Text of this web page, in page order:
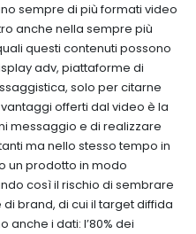
sempre di più formati video
anche nella sempre più
questi contenuti possono
adv, piattaforme di
solo per citarne
offerti dal video è la
messaggio e di realizzare
ma nello stesso tempo in
un prodotto in modo
così il rischio di sembrare
brand, di cui il target diffida
anche i dati: l’80% dei